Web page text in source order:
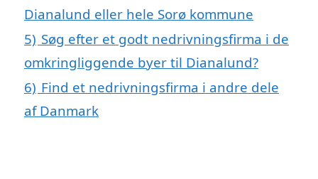
Dianalund eller hele Sorø kommune
5) Søg efter et godt nedrivningsfirma i de
omkringliggende byer til Dianalund?
6) Find et nedrivningsfirma i andre dele
af Danmark